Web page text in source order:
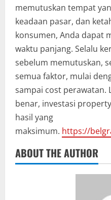
memutuskan tempat
keadaan pasar, dan
konsumen, Anda dapat
waktu panjang. Selalu
sebelum memutuskan,
semua faktor, mulai
sampai cost perawatan.
benar, investasi
hasil yang
maksimum. https://
ABOUT THE AUTHOR